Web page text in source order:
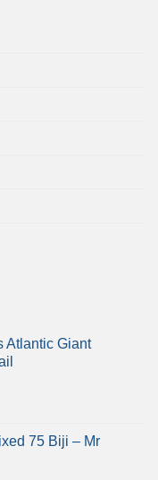
Atlantic Giant
75 Biji – Mr